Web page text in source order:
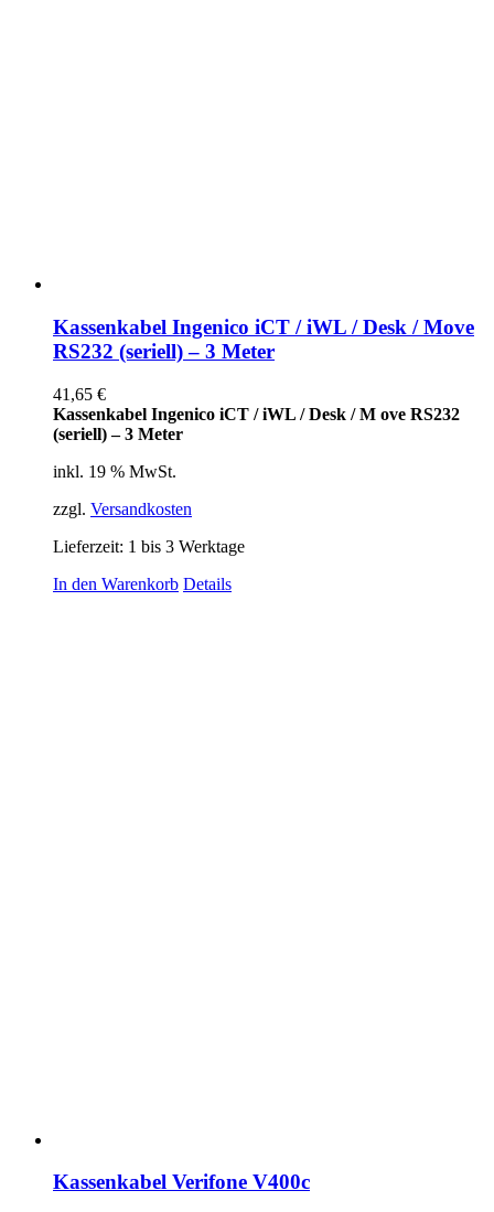
Kassenkabel Ingenico iCT / iWL / Desk / Move
RS232 (seriell) – 3 Meter
41,65 €
Kassenkabel Ingenico iCT / iWL / Desk / M ove RS232
(seriell) – 3 Meter
inkl. 19 % MwSt.
zzgl. Versandkosten
Lieferzeit: 1 bis 3 Werktage
In den Warenkorb Details
Kassenkabel Verifone V400c